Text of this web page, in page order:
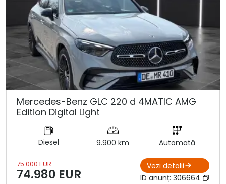
Mercedes-Benz GLC 220 d 4MATIC AMG
Edition Digital Light
Diesel 9.900 km Automată
75.000 EUR
74.980 EUR
Vezi detalii
ID anunț: 306664